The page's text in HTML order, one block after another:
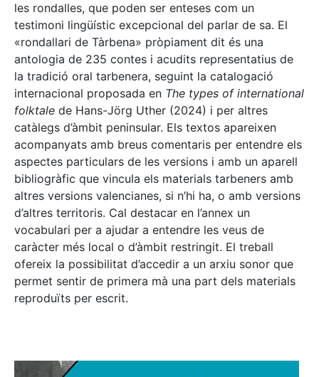
les rondalles, que poden ser enteses com un
testimoni lingüístic excepcional del parlar de sa. El
«rondallari de Tàrbena» pròpiament dit és una
antologia de 235 contes i acudits representatius de
la tradició oral tarbenera, seguint la catalogació
internacional proposada en The types of international
folktale de Hans-Jörg Uther (2024) i per altres
catàlegs d’àmbit peninsular. Els textos apareixen
acompanyats amb breus comentaris per entendre els
aspectes particulars de les versions i amb un aparell
bibliogràfic que vincula els materials tarbeners amb
altres versions valencianes, si n’hi ha, o amb versions
d’altres territoris. Cal destacar en l’annex un
vocabulari per a ajudar a entendre les veus de
caràcter més local o d’àmbit restringit. El treball
ofereix la possibilitat d’accedir a un arxiu sonor que
permet sentir de primera mà una part dels materials
reproduïts per escrit.